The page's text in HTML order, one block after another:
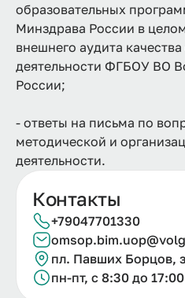
образовательных
Минздрава России в
внешнего аудита
деятельности ФГБОУ ВО
России;
- ответы на письма по
методической и
деятельности.
Контакты
+79047701330
пл. Павших Борцов,
пн-пт, с 8:30 до 17:00